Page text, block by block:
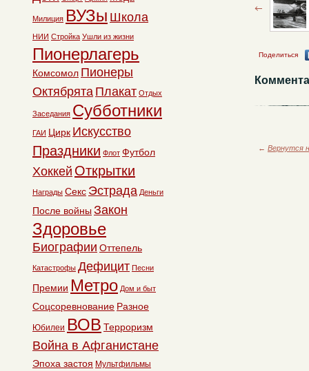
Поделиться
← Вернутся
Милиция ВУЗы Школа
НИИ Стройка Ушли из жизни
Пионерлагерь
Комсомол Пионеры
Октябрята Плакат Отдых
Заседания Субботники
ГАИ Цирк Искусство
Праздники Флот Футбол
Хоккей Открытки
Награды Секс Эстрада Деньги
После войны Закон
Здоровье
Биографии Оттепель
Катастрофы Дефицит Песни
Премии Метро Дом и быт
Соцсоревнование Разное
Юбилеи ВОВ Терроризм
Война в Афганистане
Эпоха застоя Мультфильмы